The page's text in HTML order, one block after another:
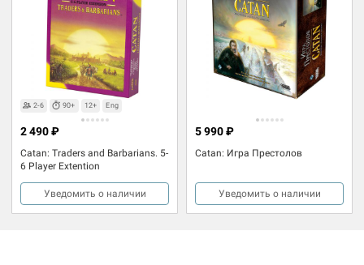
2-6 90+ 12+ Eng
Catan: Traders and Barbarians. 5-
6 Player Extention
2 490 ₽
Уведомить о наличии
Catan: Игра Престолов
5 990 ₽
Уведомить о наличии